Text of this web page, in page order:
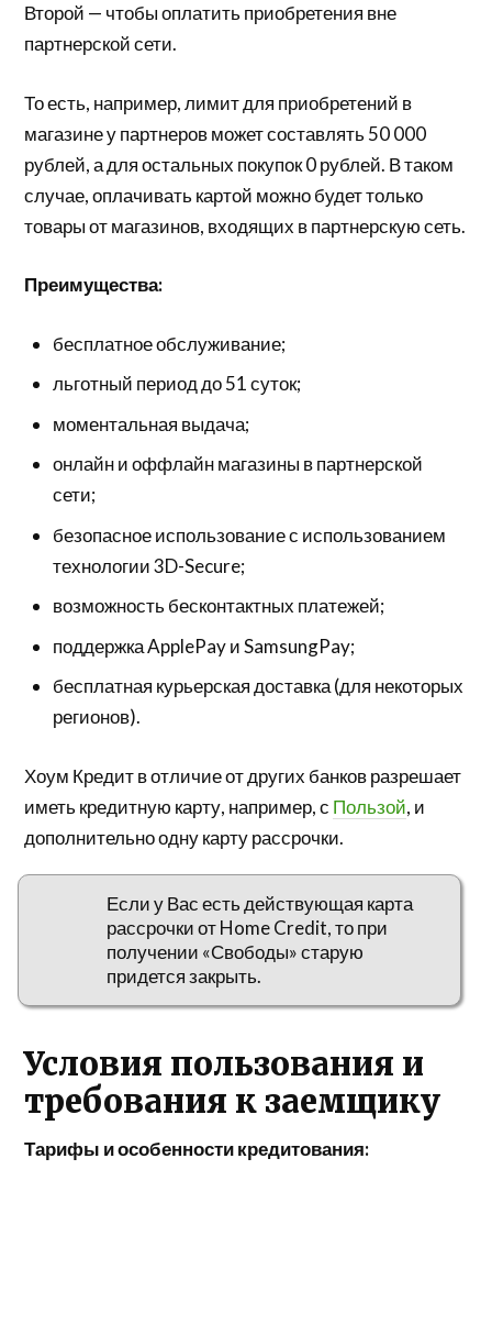
Второй — чтобы оплатить приобретения вне
партнерской сети.
То есть, например, лимит для приобретений в
магазине у партнеров может составлять 50 000
рублей, а для остальных покупок 0 рублей. В таком
случае, оплачивать картой можно будет только
товары от магазинов, входящих в партнерскую сеть.
Преимущества:
бесплатное обслуживание;
льготный период до 51 суток;
моментальная выдача;
онлайн и оффлайн магазины в партнерской
сети;
безопасное использование с использованием
технологии 3D-Secure;
возможность бесконтактных платежей;
поддержка ApplePay и SamsungPay;
бесплатная курьерская доставка (для некоторых
регионов).
Хоум Кредит в отличие от других банков разрешает
иметь кредитную карту, например, с Пользой, и
дополнительно одну карту рассрочки.
Если у Вас есть действующая карта
рассрочки от Home Credit, то при
получении «Свободы» старую
придется закрыть.
Условия пользования и
требования к заемщику
Тарифы и особенности кредитования: